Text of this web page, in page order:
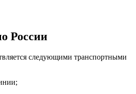
России
следующими транспортными